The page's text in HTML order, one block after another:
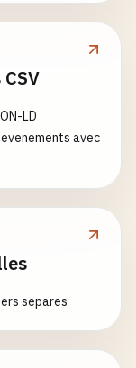
LD
avec
separes